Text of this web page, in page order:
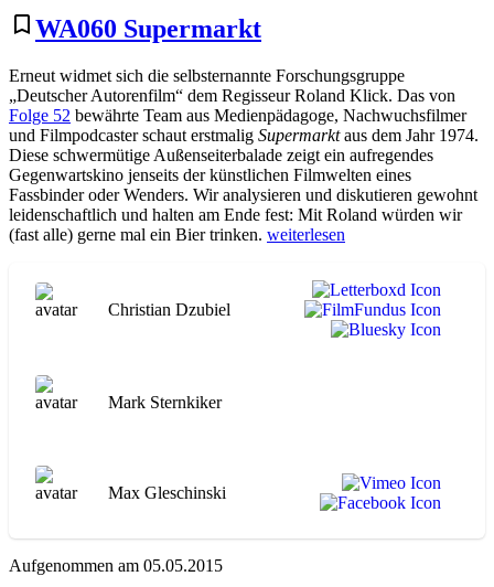
Jakob
der
bookmark_border WA060 Supermarkt
Erneut widmet sich die selbsternannte Forschungsgruppe
„Deutscher Autorenfilm“ dem Regisseur Roland Klick. Das von
Folge 52 bewährte Team aus Medienpädagoge, Nachwuchsfilmer
und Filmpodcaster schaut erstmalig Supermarktaus dem Jahr 1974.
Diese schwermütige Außenseiterbalade zeigt ein aufregendes
Gegenwartskino jenseits der künstlichen Filmwelten eines
Fassbinder oder Wenders. Wir analysieren und diskutieren gewohnt
leidenschaftlich und halten am Ende fest: Mit Roland würden wir
(fast alle) gerne mal ein Bier trinken. „WA060
weiterlesen
Christian Dzubiel
Mark Sternkiker
Max Gleschinski
Aufgenommen am 05.05.2015